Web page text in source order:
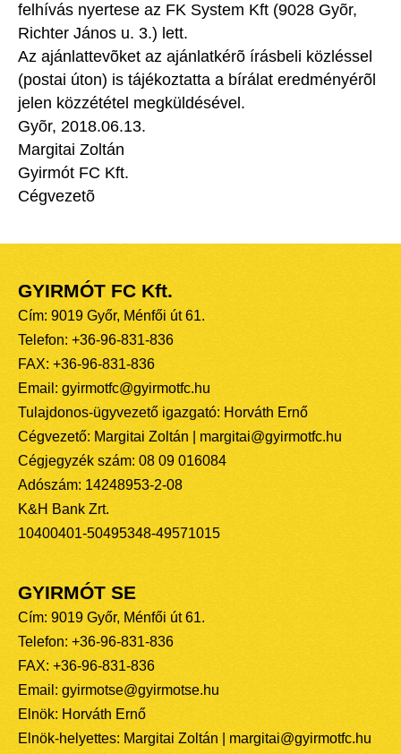
felhívás nyertese az FK System Kft (9028 Gyõr,
Richter János u. 3.) lett.
Az ajánlattevõket az ajánlatkérõ írásbeli közléssel
(postai úton) is tájékoztatta a bírálat eredményérõl
jelen közzététel megküldésével.
Gyõr, 2018.06.13.
Margitai Zoltán
Gyirmót FC Kft.
Cégvezetõ
GYIRMÓT FC Kft.
Cím: 9019 Győr, Ménfői út 61.
Telefon: +36-96-831-836
FAX: +36-96-831-836
Email: gyirmotfc@gyirmotfc.hu
Tulajdonos-ügyvezető igazgató: Horváth Ernő
Cégvezető: Margitai Zoltán | margitai@gyirmotfc.hu
Cégjegyzék szám: 08 09 016084
Adószám: 14248953-2-08
K&H Bank Zrt.
10400401-50495348-49571015
GYIRMÓT SE
Cím: 9019 Győr, Ménfői út 61.
Telefon: +36-96-831-836
FAX: +36-96-831-836
Email: gyirmotse@gyirmotse.hu
Elnök: Horváth Ernő
Elnök-helyettes: Margitai Zoltán | margitai@gyirmotfc.hu